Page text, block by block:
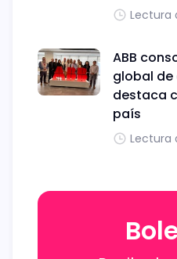
Lectura
ABB
global
destaca
país
Lectura